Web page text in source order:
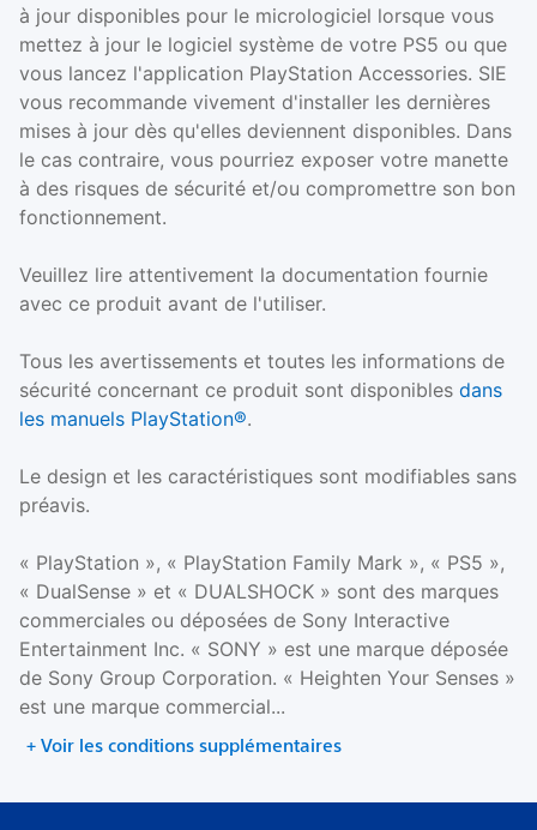
à jour disponibles pour le micrologiciel lorsque vous
mettez à jour le logiciel système de votre PS5 ou que
vous lancez l'application PlayStation Accessories. SIE
vous recommande vivement d'installer les dernières
mises à jour dès qu'elles deviennent disponibles. Dans
le cas contraire, vous pourriez exposer votre manette
à des risques de sécurité et/ou compromettre son bon
fonctionnement.
Veuillez lire attentivement la documentation fournie
avec ce produit avant de l'utiliser.
Tous les avertissements et toutes les informations de
sécurité concernant ce produit sont disponibles dans
les manuels PlayStation®.
Le design et les caractéristiques sont modifiables sans
préavis.
« PlayStation », « PlayStation Family Mark », « PS5 »,
« DualSense » et « DUALSHOCK » sont des marques
commerciales ou déposées de Sony Interactive
Entertainment Inc. « SONY » est une marque déposée
de Sony Group Corporation. « Heighten Your Senses »
est une marque commercial...
+ Voir les conditions supplémentaires